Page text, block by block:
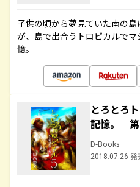
子供の頃から夢見ていた南の
が、島で出合うトロピカルで
憶。
とろとろ
記憶。
D-Books
2018.07.26 発